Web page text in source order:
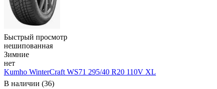
Быстрый просмотр
нешипованная
Зимние
нет
Kumho WinterCraft WS71 295/40 R20 110V XL
В наличии (36)